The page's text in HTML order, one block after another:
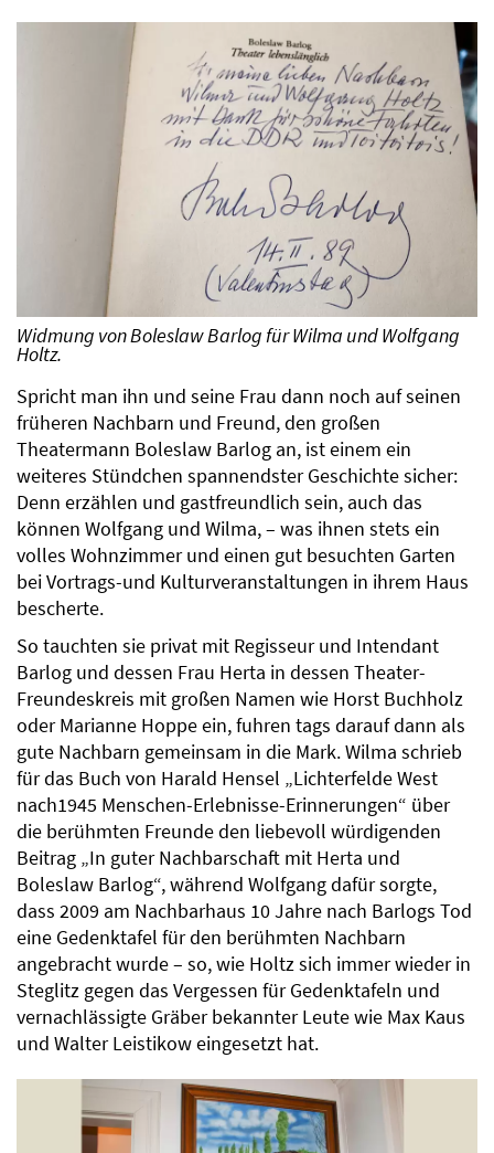
Widmung von Boleslaw Barlog für Wilma und Wolfgang
Holtz.
Spricht man ihn und seine Frau dann noch auf seinen
früheren Nachbarn und Freund, den großen
Theatermann Boleslaw Barlog an, ist einem ein
weiteres Stündchen spannendster Geschichte sicher:
Denn erzählen und gastfreundlich sein, auch das
können Wolfgang und Wilma, – was ihnen stets ein
volles Wohnzimmer und einen gut besuchten Garten
bei Vortrags-und Kulturveranstaltungen in ihrem Haus
bescherte.
So tauchten sie privat mit Regisseur und Intendant
Barlog und dessen Frau Herta in dessen Theater-
Freundeskreis mit großen Namen wie Horst Buchholz
oder Marianne Hoppe ein, fuhren tags darauf dann als
gute Nachbarn gemeinsam in die Mark. Wilma schrieb
für das Buch von Harald Hensel „Lichterfelde West
nach1945 Menschen-Erlebnisse-Erinnerungen“ über
die berühmten Freunde den liebevoll würdigenden
Beitrag „In guter Nachbarschaft mit Herta und
Boleslaw Barlog“, während Wolfgang dafür sorgte,
dass 2009 am Nachbarhaus 10 Jahre nach Barlogs Tod
eine Gedenktafel für den berühmten Nachbarn
angebracht wurde – so, wie Holtz sich immer wieder in
Steglitz gegen das Vergessen für Gedenktafeln und
vernachlässigte Gräber bekannter Leute wie Max Kaus
und Walter Leistikow eingesetzt hat.